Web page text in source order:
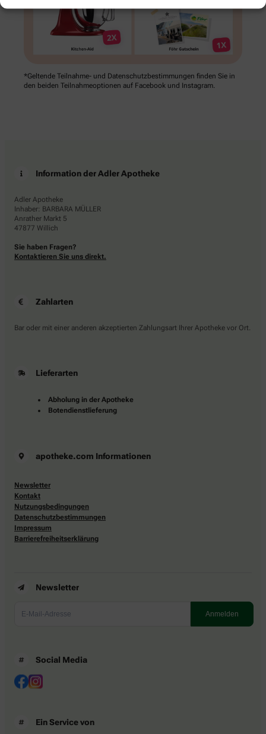
*Geltende Teilnahme- und Datenschutz­bestimmungen finden Sie in
den beiden Teilnahme­optionen auf Facebook und Instagram.
Information der Adler Apotheke
Adler Apotheke
Inhaber: BARBARA MÜLLER
Anrather Markt 5
47877 Willich
Sie haben Fragen?
Kontaktieren Sie uns direkt.
Zahlarten
Bar oder mit einer anderen akzeptierten Zahlungsart Ihrer Apotheke vor Ort.
Lieferarten
Abholung in der Apotheke
Botendienstlieferung
apotheke.com Informationen
Newsletter
Kontakt
Nutzungsbedingungen
Datenschutzbestimmungen
Impressum
Barrierefreiheitserklärung
Newsletter
Social Media
Ein Service von